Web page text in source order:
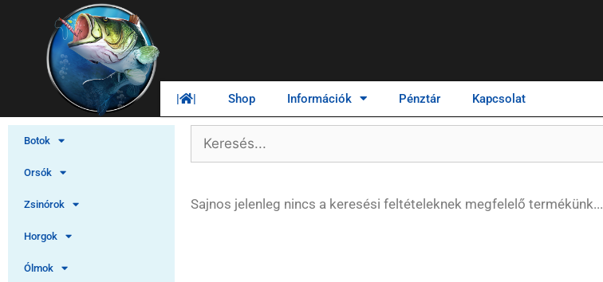
| | Shop Információk Pénztár Kapcsolat
Botok
Orsók
Zsinórok
Horgok
Ólmok
Sajnos jelenleg nincs a keresési feltételeknek megfelelő termékünk...